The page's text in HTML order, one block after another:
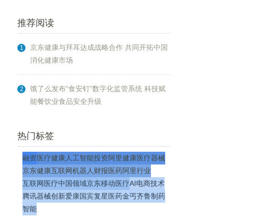
推荐阅读
1
京东健康与拜耳达成战略合作 共同开拓中国
消化健康市场
2
饿了么发布“食安钉”数字化监管系统 科技赋
能餐饮业食品安全升级
热门标签
融资医疗健康人工智能投资阿里健康医疗器械
京东健康互联网机器人 财报医药阿里行业
互联网医疗中国领域京东移动医疗AI电商技术
腾讯器械创新爱康国宾复星医药金丐齐鲁制药
智能